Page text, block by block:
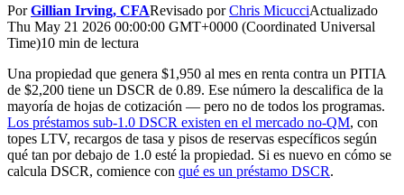
PorGillian Irving, CFARevisado porChris MicucciActualizado
Thu May 21 2026 00:00:00 GMT+0000 (Coordinated Universal
Time)10 min de lectura
Una propiedad que genera $1,950 al mes en renta contra un PITIA
de $2,200 tiene un DSCR de 0.89. Ese número la descalifica de la
mayoría de hojas de cotización — pero no de todos los programas.
Los préstamos sub-1.0 DSCR existen en el mercado no-QM, con
topes LTV, recargos de tasa y pisos de reservas específicos según
qué tan por debajo de 1.0 esté la propiedad. Si es nuevo en cómo se
calcula DSCR, comience con qué es un préstamo DSCR.